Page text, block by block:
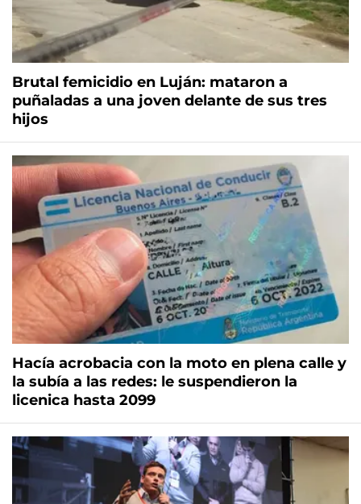
Brutal femicidio en Luján: mataron a
puñaladas a una joven delante de sus tres
hijos
Hacía acrobacia con la moto en plena calle y
la subía a las redes: le suspendieron la
licenica hasta 2099